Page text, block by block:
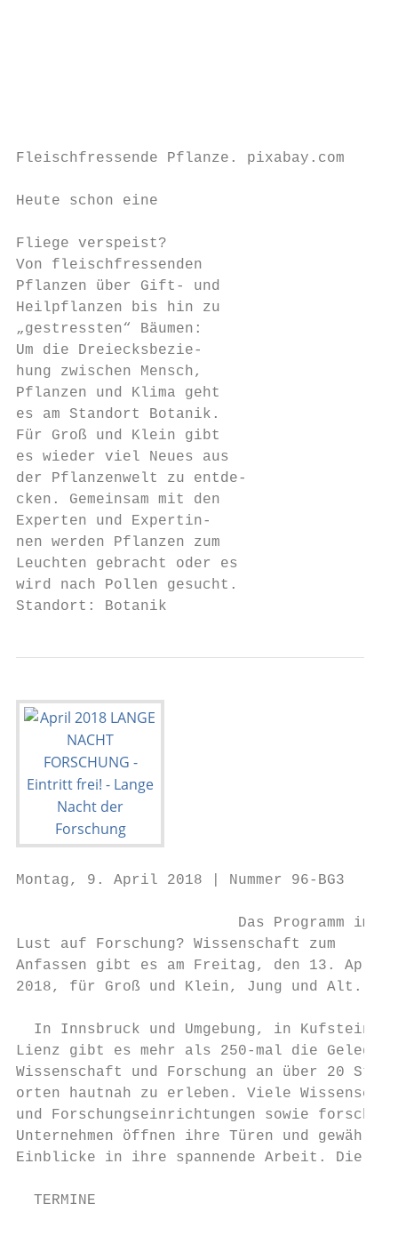
Fleischfressende Pflanze.
Heute schon eine
Fliege verspeist?
Von fleischfressenden
Pflanzen über Gift- und
Heilpflanzen bis hin zu
„gestressten“ Bäumen:
Um die Dreiecksbezie-
hung zwischen Mensch,
Pflanzen und Klima geht
es am Standort Botanik.
Für Groß und Klein gibt
es wieder viel Neues aus
der Pflanzenwelt zu entde-
cken. Gemeinsam mit den
Experten und Expertin-
nen werden Pflanzen zum
Leuchten gebracht oder es
wird nach Pollen gesucht.
Standort: Botanik                       ber.
Montag, 9. April 2018 | Nummer 96-BG3                                                                                        Lange Nacht der Forschung 5

                         Das Programm im Überblick
Lust auf Forschung? Wissenschaft zum                                    rinnen und Besucher erhalten die Möglichkeit,                        be (IVB) verbinden die verschiedenen Standorte
Anfassen gibt es am Freitag, den 13. April                              selbst zu experimentieren, Fragen zu stellen und                     und können gratis benutzt werden. Die Fahrplä-
2018, für Groß und Klein, Jung und Alt.                                 mit Forscherinnen und Forschern zu diskutieren.                      ne gibt es auf der Website zur Langen Nacht der
                                                                          Im Großraum Innsbruck bieten die Hoch-                             Forschung 2018.
  In Innsbruck und Umgebung, in Kufstein und                            schulen (fh gesundheit, Uni Innsbruck, MCI, Mo-                        Mensen und Jausenstationen bieten an ver-
Lienz gibt es mehr als 250-mal die Gelegenheit,                         zarteum, Medizin Uni Innsbruck, PHT und UM-                          schiedenen Standorten Gelegenheit, nicht nur
Wissenschaft und Forschung an über 20 Stand-                            IT) und viele forschende Betriebe ein spannendes                     den „Appetit auf Forschung“ zu stillen. Wir freu-
orten hautnah zu erleben. Viele Wissenschafts-                          Programm. Tiroler Unternehmen wie Adler-Lacke                        en uns auf Sie!
und Forschungseinrichtungen sowie forschende                            und Novartis – ebenfalls in Innsbruck – gewähren
Unternehmen öffnen ihre Türen und gewähren                              Einblick in ihre Innovationsleistungen.                               NÄhere INofs uNd das TIroler Programm fINdeN sIe uNTer
Einblicke in ihre spannende Arbeit. Die Besuche-                          Shuttlebusse der Innsbrucker Verkehrsbetrie-                        www.langenachtderforschung.at/tirol

  TERMINE

                                                                                     Erziehungswissenschaft, Lehr- und         Wie klingt die Lange Nacht der            Universität Innsbruck · Filmvorführung
Campus Innrain/Universitäts-                                                         Forschungsbereich: Disability Studies     Forschung? · Universität Innsbruck,       mit Modeartion, Diskussion · EG, Hör-
                                           Campus Innrain/
hauptgebäude (Innrain 52,